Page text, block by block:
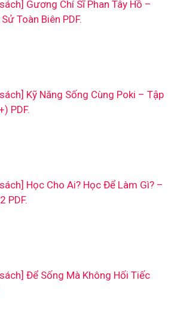
Gương Chí Sĩ Phan Tây Hồ –
Toàn Biên PDF.
Kỹ Năng Sống Cùng Poki – Tập
PDF.
Học Cho Ai? Học Để Làm Gì? –
PDF.
Để Sống Mà Không Hối Tiếc